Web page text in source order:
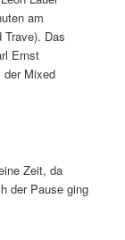
am
Das
Ernst
der Mixed
Zeit, da
der Pause ging